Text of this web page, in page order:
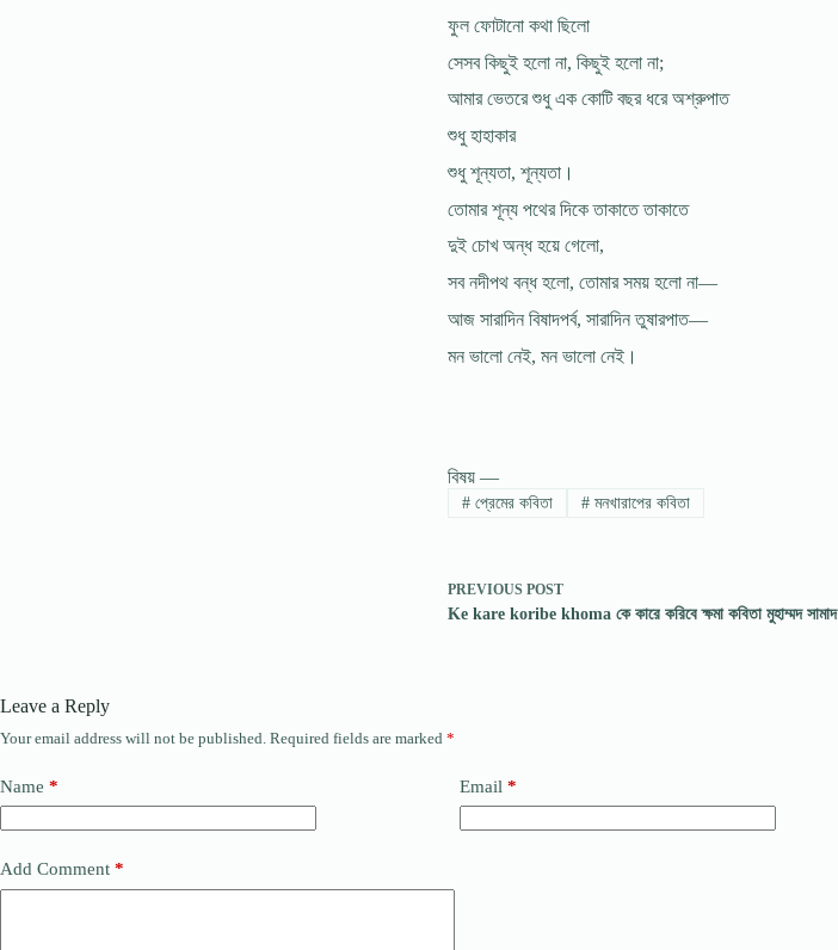
ফুল ফোটানো কথা ছিলো
সেসব কিছুই হলো না, কিছুই হলো না;
আমার ভেতরে শুধু এক কোটি বছর ধরে অশ্রুপাত
শুধু হাহাকার
শুধু শূন্যতা, শূন্যতা।
তোমার শূন্য পথের দিকে তাকাতে তাকাতে
দুই চোখ অন্ধ হয়ে গেলো,
সব নদীপথ বন্ধ হলো, তোমার সময় হলো না—
আজ সারাদিন বিষাদপর্ব, সারাদিন তুষারপাত—
মন ভালো নেই, মন ভালো নেই।
বিষয় —
#প্রেমের কবিতা #মনখারাপের কবিতা
PREVIOUS POST
Ke kare koribe khoma কে কারে করিবে ক্ষমা কবিতা মুহাম্মদ সামাদ
Leave a Reply
Your email address will not be published. Required fields are marked *
Name * Email *
Add Comment *